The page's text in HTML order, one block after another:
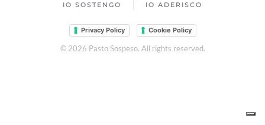
IO SOSTENGO IO ADERISCO
Privacy Policy Cookie Policy
© 2026 Pasto Sospeso. All rights reserved.